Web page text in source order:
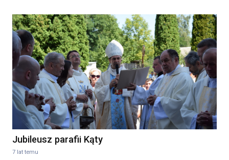
Jubileusz parafii Kąty
7 lat temu